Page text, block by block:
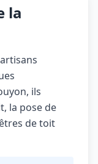
la
ils
la pose de
de toit